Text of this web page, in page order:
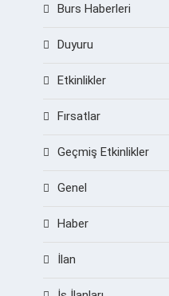
Burs Haberleri
Duyuru
Etkinlikler
Fırsatlar
Geçmiş Etkinlikler
Genel
Haber
İlan